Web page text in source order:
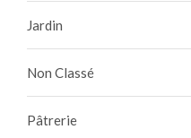
Jardin
Non Classé
Pâtrerie